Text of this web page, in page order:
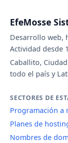
EfeMosse
Desarrollo web,
Actividad desde
Caballito,
todo el país y
SECTORES DE
Programación a
Planes de
Nombres de